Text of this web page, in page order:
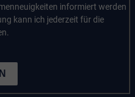
informiert werden
kann ich jederzeit für die